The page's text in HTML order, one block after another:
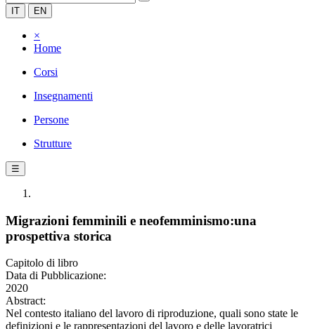
IT EN
×
Home
Corsi
Insegnamenti
Persone
Strutture
☰
Migrazioni femminili e neofemminismo:una
prospettiva storica
Capitolo di libro
Data di Pubblicazione:
2020
Abstract:
Nel contesto italiano del lavoro di riproduzione, quali sono state le
definizioni e le rappresentazioni del lavoro e delle lavoratrici